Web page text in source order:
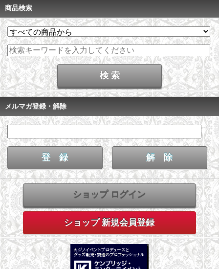
商品検索
メルマガ登録・解除
ショップ ログイン
ショップ 新規会員登録